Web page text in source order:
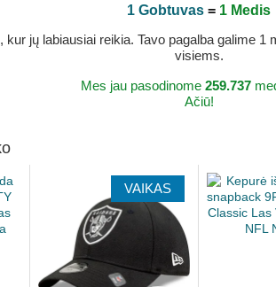
1 Gobtuvas = 1 Medis
jų labiausiai reikia. Tavo pagalba galime
visiems.
Mes jau pasodinome 259.737
Ačiū!
VAIKAS